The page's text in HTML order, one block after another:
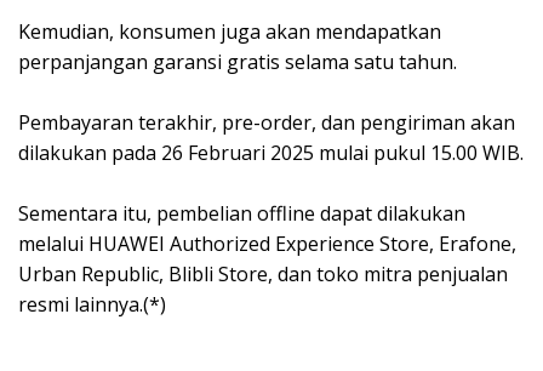
Kemudian, konsumen juga akan mendapatkan
perpanjangan garansi gratis selama satu tahun.
Pembayaran terakhir, pre-order, dan pengiriman akan
dilakukan pada 26 Februari 2025 mulai pukul 15.00 WIB.
Sementara itu, pembelian offline dapat dilakukan
melalui HUAWEI Authorized Experience Store, Erafone,
Urban Republic, Blibli Store, dan toko mitra penjualan
resmi lainnya.(*)